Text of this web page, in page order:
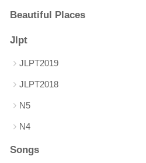
Beautiful Places
Jlpt
JLPT2019
JLPT2018
N5
N4
Songs